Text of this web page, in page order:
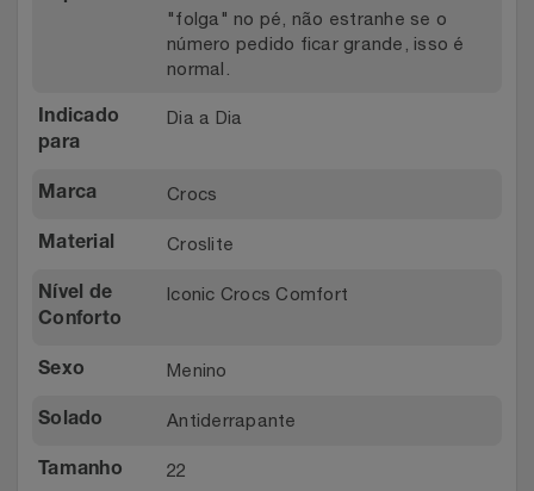
Top Store
"folga" no pé, não estranhe se o
número pedido ficar grande, isso é
normal.
Indicado
para
Dia a Dia
Marca Crocs
Material Croslite
Nível de
Conforto
Iconic Crocs Comfort
Sexo Menino
Solado Antiderrapante
Tamanho 22